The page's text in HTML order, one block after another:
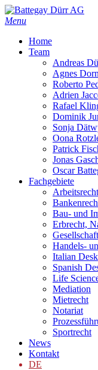
Skip
to
content
Menu
Home
Team
Andreas
Agnes
Roberto
Adrien
Rafael
Dominik
Sonja
Oona
Patrick
Jonas
Oscar
Fachgebiete
Arbeitsrecht
Bau- und
Erbrecht,
Handels-
Italian Desk
Spanish
Life
Mediation
Mietrecht
Notariat
Sportrecht
News
Kontakt
DE